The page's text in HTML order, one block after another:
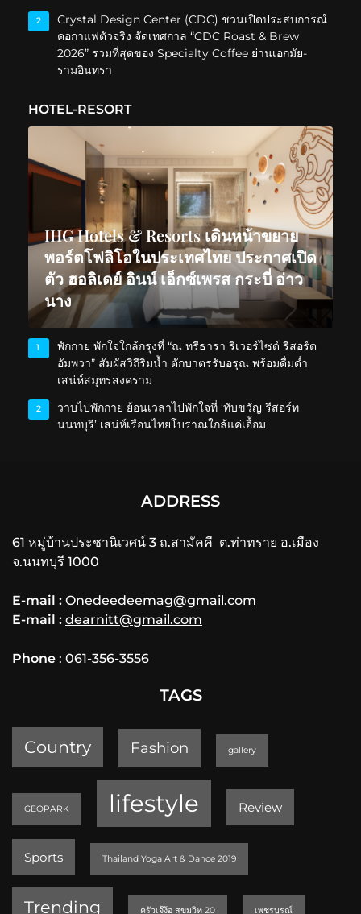
2
Crystal Design Center (CDC) ชวนเปิดประสบการณ์
คอกาแฟตัวจริง จัดเทศกาล “CDC Roast & Brew
2026” รวมที่สุดของ Specialty Coffee ย่านเอกมัย-
รามอินทรา
HOTEL-RESORT
IHG Hotels & Resorts เดินหน้าขยาย
พอร์ตโฟลิโอในประเทศไทย ประกาศเปิด
ตัว ฮอลิเดย์ อินน์ เอ็กซ์เพรส กระบี่ อ่าว
นาง
1
พักกาย พักใจใกล้กรุงที่ “ณ ทรีธารา ริเวอร์ไซด์ รีสอร์ต
อัมพวา” สัมผัสวิถีริมน้ำ ตักบาตรรับอรุณ พร้อมดื่มด่ำ
เสน่ห์สมุทรสงคราม
2
วาบไปพักกาย ย้อนเวลาไปพักใจที่ ‘ทับขวัญ รีสอร์ท
นนทบุรี’ เสน่ห์เรือนไทยโบราณใกล้แค่เอื้อม
ADDRESS
61 หมู่บ้านประชานิเวศน์ 3 ถ.สามัคคี ต.ท่าทราย อ.เมือง
จ.นนทบุรี 1000
E-mail : Onedeedeemag@gmail.com
E-mail : dearnitt@gmail.com
Phone : 061-356-3556
TAGS
Country Fashion gallery
GEOPARK lifestyle Review
Sports Thailand Yoga Art & Dance 2019
Trending ครัวเจ๊ง้อ สุขุมวิท 20 เพชรบูรณ์